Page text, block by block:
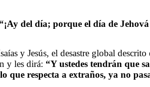
“¡Ay del día; porque el día de Jehová
y Jesús, el desastre global descrito
y les dirá: “Y ustedes tendrán que
respecta a extraños, ya no